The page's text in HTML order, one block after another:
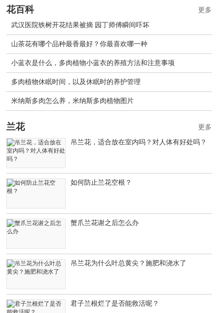
花百科
武汉医院铁树开花结果被摘 园丁师傅瞬间吓坏
山茶花有哪个品种最香最好？你最喜欢哪一种
小蓝衣是什么，多肉植物小蓝衣的养殖方法和注意事项
多肉植物休眠时间，以及休眠时的养护管理
米纳斯多肉怎么养，米纳斯多肉植物图片
更多
兰花
吊兰花，适合放在室内吗？对人体有好处吗？
如何防止兰花空根？
蟹爪兰花谢之后怎么办
吊兰花为什么叶总黄尖？施肥和浇水了
君子兰根烂了是否能救活呢？
更多